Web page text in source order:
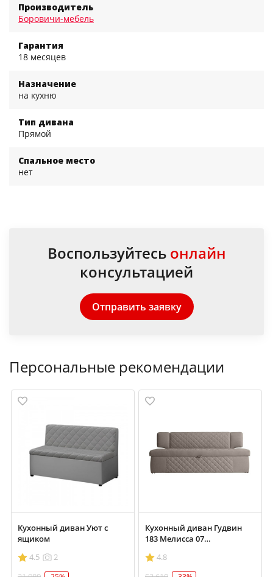
Производитель
Боровичи-мебель
Гарантия
18 месяцев
Назначение
на кухню
Тип дивана
Прямой
Спальное место
нет
Воспользуйтесь онлайн
консультацией
Отправить заявку
Персональные рекомендации
Кухонный диван Уют с
ящиком
4.5
2
Кухонный диван Гудвин
183 Мелисса 07
4.8